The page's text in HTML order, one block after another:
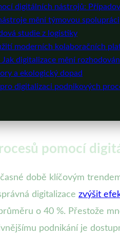
digitálních nástrojů:
mění týmovou spolupráci
studie z logistiky
moderních kolaboračních
digitalizace mění
a ekologický dopad
digitalizaci podnikových
pomocí
době klíčovým
digitalizace zvýšit
o 40 %. Přestože
podnikání je